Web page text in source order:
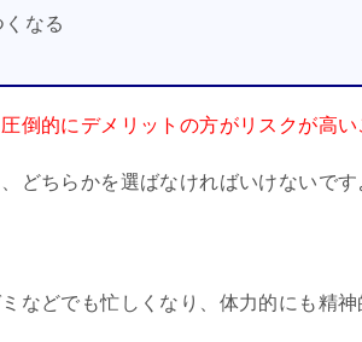
なる
倒的にデメリットの方がリスクが高い
どちらかを選ばなければいけないです
などでも忙しくなり、体力的にも精神